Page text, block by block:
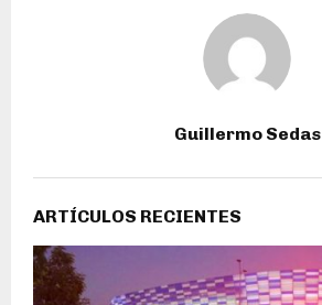
Guillermo Sedas
ARTÍCULOS RECIENTES